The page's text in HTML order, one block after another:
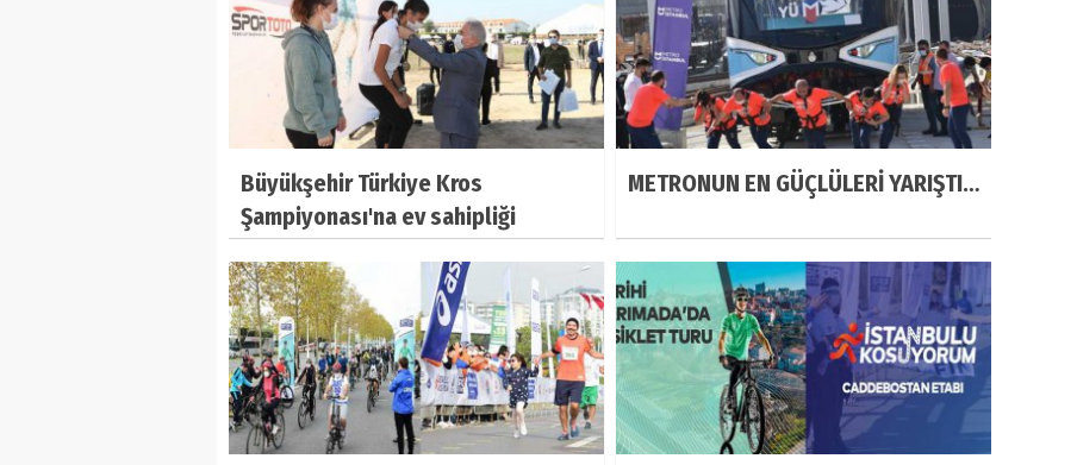
Büyükşehir Türkiye Kros
Şampiyonası'na ev sahipliği
METRONUN EN GÜÇLÜLERİ YARIŞTI…